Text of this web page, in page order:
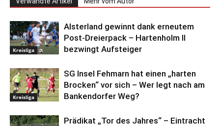
Kreisliga
Alsterland gewinnt dank erneutem
Post-Dreierpack – Hartenholm II
bezwingt Aufsteiger
Kreisliga
SG Insel Fehmarn hat einen „harten
Brocken“ vor sich – Wer legt nach am
Bankendorfer Weg?
Prädikat „Tor des Jahres“ – Eintracht